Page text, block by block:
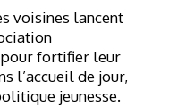
voisines lancent
fortifier leur
l’accueil de jour,
jeunesse.